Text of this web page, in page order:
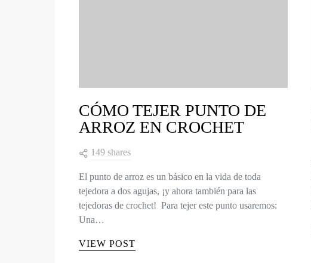
CÓMO TEJER PUNTO DE
ARROZ EN CROCHET
149 shares
El punto de arroz es un básico en la vida de toda
tejedora a dos agujas, ¡y ahora también para las
tejedoras de crochet! Para tejer este punto usaremos:
Una…
VIEW POST